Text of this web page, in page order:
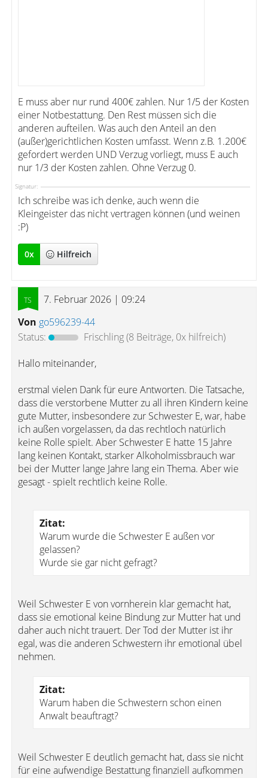
E muss aber nur rund 400€ zahlen. Nur 1/5 der Kosten
einer Notbestattung. Den Rest müssen sich die
anderen aufteilen. Was auch den Anteil an den
(außer)gerichtlichen Kosten umfasst. Wenn z.B. 1.200€
gefordert werden UND Verzug vorliegt, muss E auch
nur 1/3 der Kosten zahlen. Ohne Verzug 0.
Signatur:
Ich schreibe was ich denke, auch wenn die
Kleingeister das nicht vertragen können (und weinen
:P)
0x Hilfreich
7. Februar 2026 | 09:24
Von go596239-44
Status:
Frischling(8 Beiträge, 0x hilfreich)
Hallo miteinander,
erstmal vielen Dank für eure Antworten. Die Tatsache,
dass die verstorbene Mutter zu all ihren Kindern keine
gute Mutter, insbesondere zur Schwester E, war, habe
ich außen vorgelassen, da das rechtloch natürlich
keine Rolle spielt. Aber Schwester E hatte 15 Jahre
lang keinen Kontakt, starker Alkoholmissbrauch war
bei der Mutter lange Jahre lang ein Thema. Aber wie
gesagt - spielt rechtlich keine Rolle.
Zitat:
Warum wurde die Schwester E außen vor
gelassen?
Wurde sie gar nicht gefragt?
Weil Schwester E von vornherein klar gemacht hat,
dass sie emotional keine Bindung zur Mutter hat und
daher auch nicht trauert. Der Tod der Mutter ist ihr
egal, was die anderen Schwestern ihr emotional übel
nehmen.
Zitat:
Warum haben die Schwestern schon einen
Anwalt beauftragt?
Weil Schwester E deutlich gemacht hat, dass sie nicht
für eine aufwendige Bestattung finanziell aufkommen